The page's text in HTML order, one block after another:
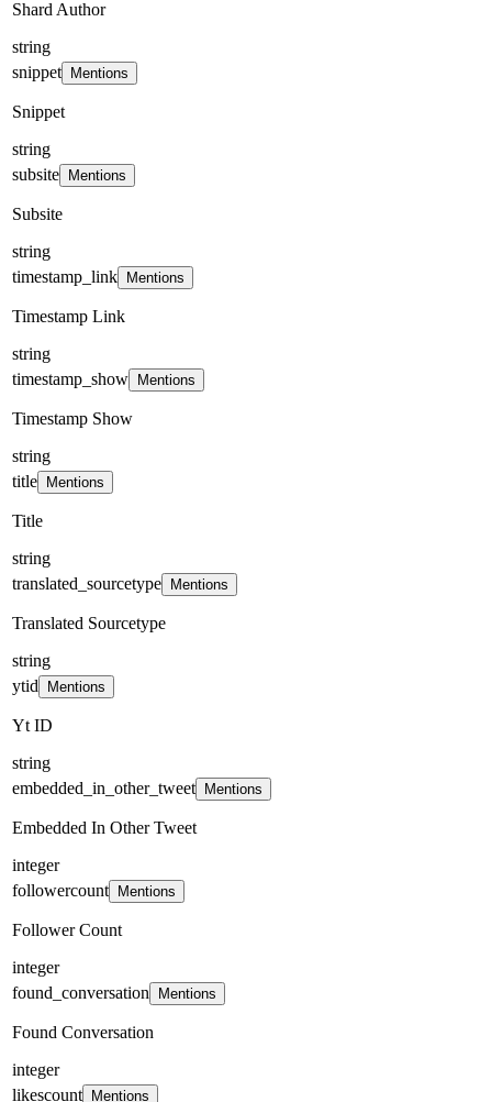
Shard Author
string
snippet
Mentions
Snippet
string
subsite
Mentions
Subsite
string
timestamp_link
Mentions
Timestamp Link
string
timestamp_show
Mentions
Timestamp Show
string
title
Mentions
Title
string
translated_sourcetype
Mentions
Translated Sourcetype
string
ytid
Mentions
Yt ID
string
embedded_in_other_tweet
Mentions
Embedded In Other Tweet
integer
followercount
Mentions
Follower Count
integer
found_conversation
Mentions
Found Conversation
integer
likescount
Mentions